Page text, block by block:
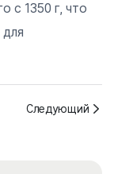
с 1350 г, что
Следующий